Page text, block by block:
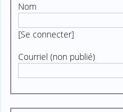
Nom
[Se connecter]
Courriel (non publié)